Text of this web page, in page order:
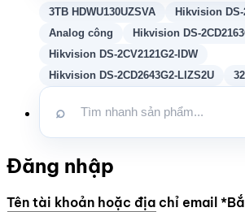
3TB HDWU130UZSVA
Hikvision DS-
Analog công
Hikvision DS-
Hikvision DS-2CV2121G2-IDW
Hikvision DS-2CD2643G2-LIZS2U
⌕
Đăng nhập
Tên tài khoản hoặc địa chỉ email *